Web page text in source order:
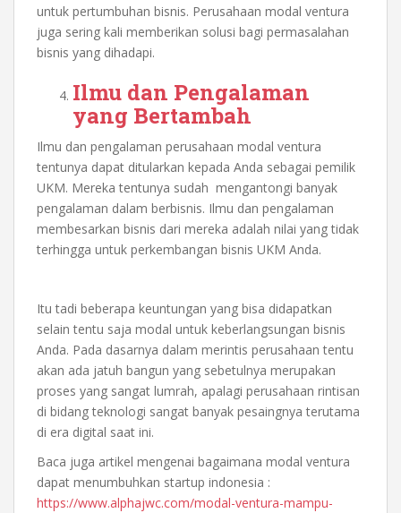
untuk pertumbuhan bisnis. Perusahaan modal ventura
juga sering kali memberikan solusi bagi permasalahan
bisnis yang dihadapi.
Ilmu dan Pengalaman
yang Bertambah
Ilmu dan pengalaman perusahaan modal ventura
tentunya dapat ditularkan kepada Anda sebagai pemilik
UKM. Mereka tentunya sudah mengantongi banyak
pengalaman dalam berbisnis. Ilmu dan pengalaman
membesarkan bisnis dari mereka adalah nilai yang tidak
terhingga untuk perkembangan bisnis UKM Anda.
Itu tadi beberapa keuntungan yang bisa didapatkan
selain tentu saja modal untuk keberlangsungan bisnis
Anda. Pada dasarnya dalam merintis perusahaan tentu
akan ada jatuh bangun yang sebetulnya merupakan
proses yang sangat lumrah, apalagi perusahaan rintisan
di bidang teknologi sangat banyak pesaingnya terutama
di era digital saat ini.
Baca juga artikel mengenai bagaimana modal ventura
dapat menumbuhkan startup indonesia :
https://www.alphajwc.com/modal-ventura-mampu-